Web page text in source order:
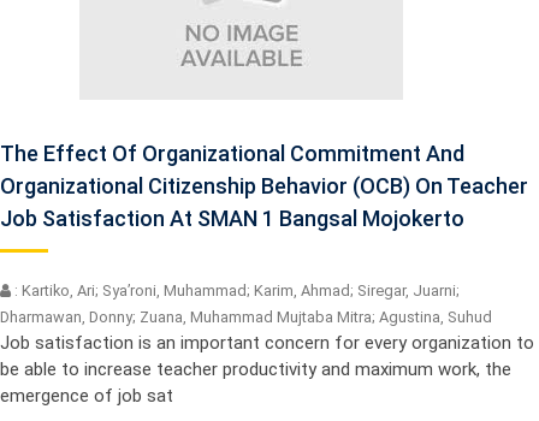
The Effect Of Organizational Commitment And
Organizational Citizenship Behavior (OCB) On Teacher
Job Satisfaction At SMAN 1 Bangsal Mojokerto
: Kartiko, Ari; Sya’roni, Muhammad; Karim, Ahmad; Siregar, Juarni;
Dharmawan, Donny; Zuana, Muhammad Mujtaba Mitra; Agustina, Suhud
Job satisfaction is an important concern for every organization to
be able to increase teacher productivity and maximum work, the
emergence of job sat